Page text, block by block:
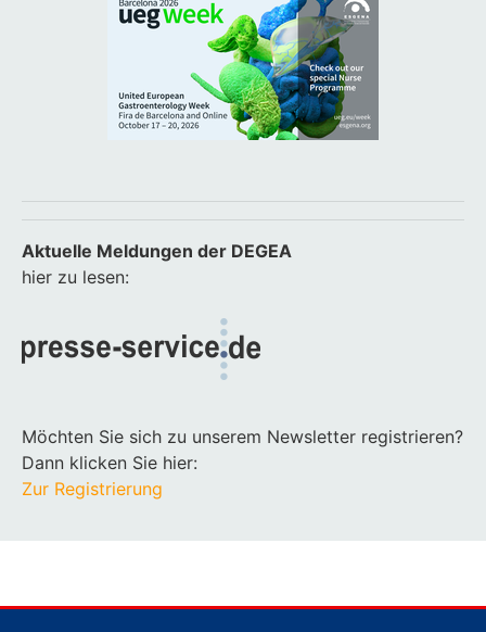
Aktuelle Meldungen der DEGEA
hier zu lesen:
Möchten Sie sich zu unserem Newsletter registrieren?
Dann klicken Sie hier:
Zur Registrierung